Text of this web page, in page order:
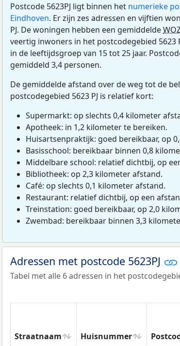
Postcode 5623PJ ligt binnen het numerieke
Eindhoven. Er zijn zes adressen en vijftien
PJ. De woningen hebben een gemiddelde
veertig inwoners in het postcodegebied 5623
in de leeftijdsgroep van 15 tot 25 jaar.
gemiddeld 3,4 personen.
De gemiddelde afstand over de weg tot de
postcodegebied 5623 PJ is relatief kort:
Supermarkt: op slechts 0,4 kilometer
Apotheek: in 1,2 kilometer te bereiken.
Huisartsenpraktijk: goed bereikbaar, op
Basisschool: bereikbaar binnen 0,8
Middelbare school: relatief dichtbij, op
Bibliotheek: op 2,3 kilometer afstand.
Café: op slechts 0,1 kilometer afstand.
Restaurant: relatief dichtbij, op een
Treinstation: goed bereikbaar, op 2,0
Zwembad: bereikbaar binnen 3,3
Adressen met postcode 5623PJ
Tabel met alle 6 adressen in het
Straatnaam Huisnummer